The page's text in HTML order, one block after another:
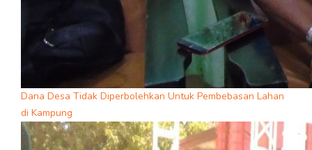
Dana Desa Tidak Diperbolehkan Untuk Pembebasan Lahan
di Kampung